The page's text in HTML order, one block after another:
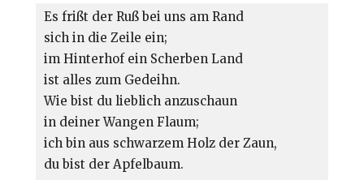
Es frißt der Ruß bei uns am Rand
sich in die Zeile ein;
im Hinterhof ein Scherben Land
ist alles zum Gedeihn.
Wie bist du lieblich anzuschaun
in deiner Wangen Flaum;
ich bin aus schwarzem Holz der Zaun,
du bist der Apfelbaum.